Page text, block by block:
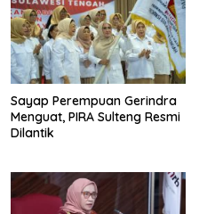
Sayap Perempuan Gerindra
Menguat, PIRA Sulteng Resmi
Dilantik